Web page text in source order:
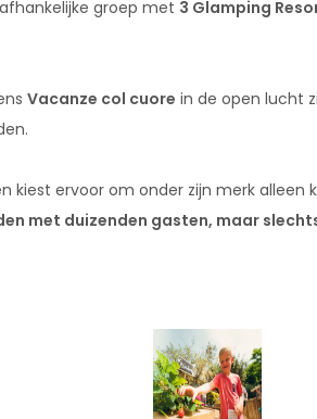
groep met 3 Glamping
Vacanze col cuore in de open lucht
kiest ervoor om onder zijn merk
met duizenden gasten, maar